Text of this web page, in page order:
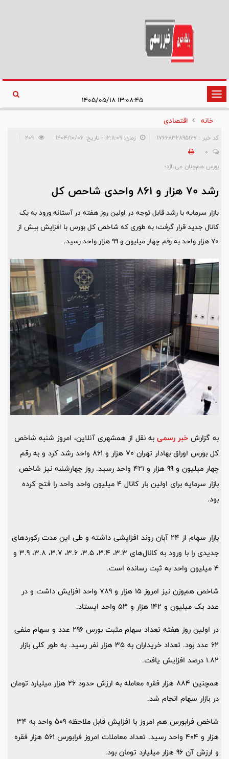
تغییر
وضعیت
ناوبری
۱۳:۰۸:۴۵ ۱۴۰۵/۰۵/۱۸
خانه
اقتصادی
کد خبر : 1766832895167 زمان: ۱۲:۱۱:۰۹ - تاریخ: ۱۴۰۴/۱۰/۰۶
0
بورس هم‌چنان می‌تازد؛
رشد ۷۰ هزار و ۸۶۱ واحدی شاحص کل
بازار سرمایه با رشد قابل توجه در اولین روز هفته در آستانه ورود به یک
کانال جدید قرار گرفت؛ به طوری که شاخص کل بورس با افزایش بیش از
۷۰ هزار واحد به رقم چهار میلیون و ۹۹ هزار واحد رسید.
به گزارش خبر رسمی به نقل از همشهری آنلاین، امروز شنبه شاخص
کل بورس اوراق بهادار تهران 70 هزار و 861 واحد رشد کرد و به رقم
چهار میلیون و 99 هزار و 421 واحد رسید. روز چهارشنبه نیز شاخص
بازار سرمایه برای اولین بار کانال 4 میلیون واحد واحد را فتح کرده
بود.
بازار سهام از 24 آبان روند افزایشی داشته و طی این مدت رکوردهای
جدیدی را با ورود به کانال‌های 3.3، 3.4، 3.5، 3.6، 3.7، 3.8، 3.9 و
4 میلیون واحد به ثبت رسانده است.
شاخص هم‌وزن نیز امروز 15 هزار و 789 واحد افزایش داشت و در
عدد یک میلیون و 142 هزار و 53 واحد ایستاد.
در اولین روز هفته تعداد سهام مثبت بورس 296 عدد و سهام منفی
62 عدد بود. تعداد خریداران به 35 هزار نفر رسید. به طور کلی بازار
1.82 درصد افزایش یافت.
همچنین 884 هزار فقره معامله به ارزش حدود 26 هزار میلیارد تومان
در بازار سهام انجام شد.
شاخص فرابورس هم امروز با افزایش قابل ملاحظه 509 واحد به 34
هزار و 404 واحد رسید. تعداد معاملات امروز فرابورس 561 هزار فقره
و ارزش آن 96 هزار میلیارد تومان بود.